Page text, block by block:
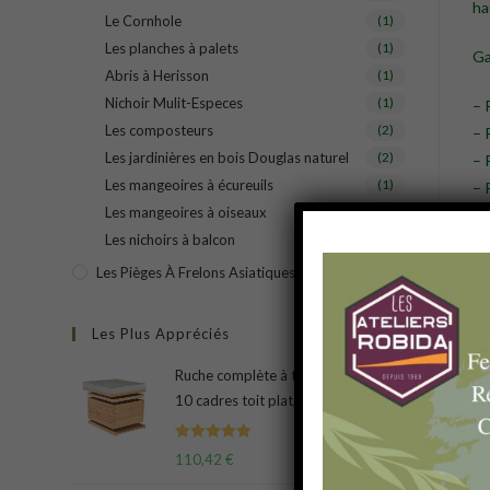
–
–
–
–
Le Cornhole (1)
Les planches à palets (1)
Abris à Herisson (1)
Nichoir Mulit-Especes (1)
Les composteurs (2)
Les jardinières en bois Douglas naturel (2)
Les mangeoires à écureuils (1)
Les mangeoires à oiseaux (1)
Les nichoirs à balcon
Les Pièges À Frelons Asiatiques
Les Plus Appréciés
Ruche complète à tenons Dadant
10 cadres toit plat, plateau plein
Note
5.00
110,42€